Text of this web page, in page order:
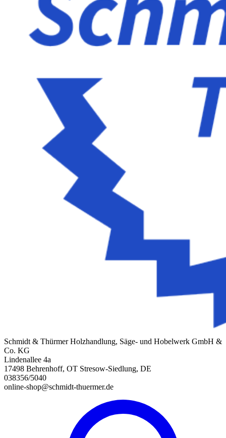
Schmidt & Thürmer Holzhandlung, Säge- und Hobelwerk GmbH &
Co. KG
Lindenallee 4a
17498 Behrenhoff, OT Stresow-Siedlung, DE
038356/5040
online-shop@schmidt-thuermer.de